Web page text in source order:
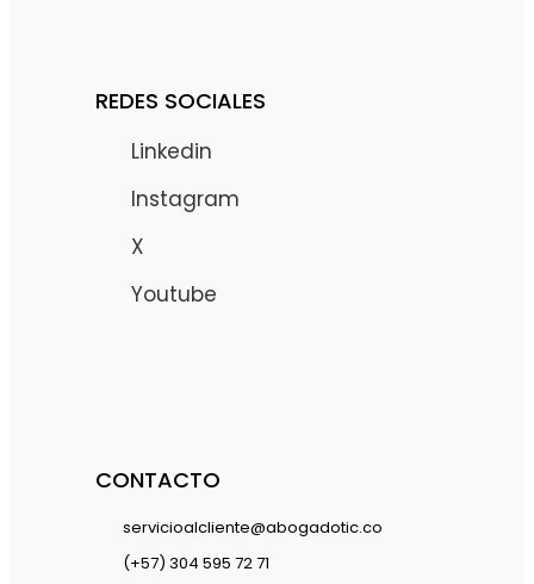
REDES SOCIALES
Linkedin
Instagram
X
Youtube
CONTACTO
servicioalcliente@abogadotic.co
(+57) 304 595 72 71